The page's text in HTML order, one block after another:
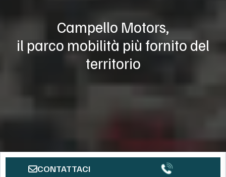
Campello Motors,
il parco mobilità più fornito del
territorio
CONTATTACI